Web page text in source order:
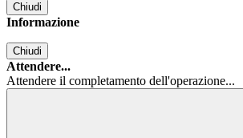
Chiudi
Informazione
Chiudi
Attendere...
Attendere il completamento dell'operazione...